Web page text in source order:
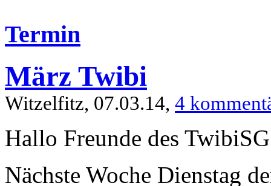
Termin
März Twibi
Witzelfitz, 07.03.14, 4
Hallo Freunde des TwibiSG
Nächste Woche Dienstag